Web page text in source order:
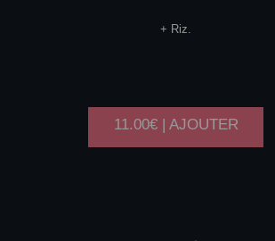
+ Riz.
11.00€ | AJOUTER